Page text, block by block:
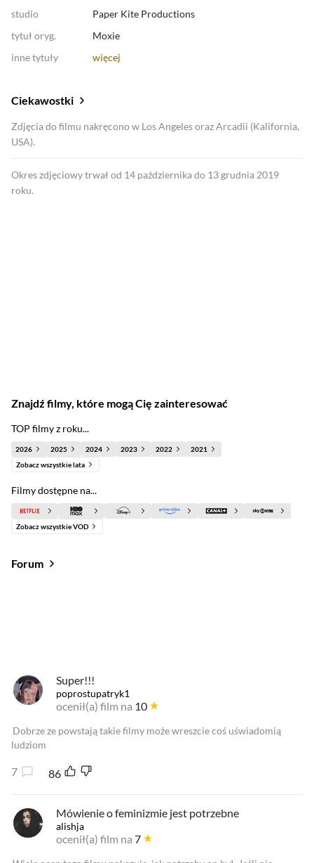
studio
Paper Kite Productions
tytuł oryg.
Moxie
inne tytuły
więcej
Ciekawostki
Zdjęcia do filmu nakręcono w Los Angeles oraz Arcadii (Kalifornia,
USA).
Okres zdjęciowy trwał od 14 października do 13 grudnia 2019
roku.
Znajdź filmy, które mogą Cię zainteresować
TOP filmy z roku...
2026 2025 2024 2023 2022
2021
Zobacz wszystkie lata
Filmy dostępne na...
Zobacz wszystkie VOD
Forum
Super!!!
poprostupatryk1
ocenił(a) film na 10
Dobrze ze powstają takie filmy może wreszcie coś uświadomią
ludziom
7 86
Mówienie o feminizmie jest potrzebne
alishja
ocenił(a) film na 7